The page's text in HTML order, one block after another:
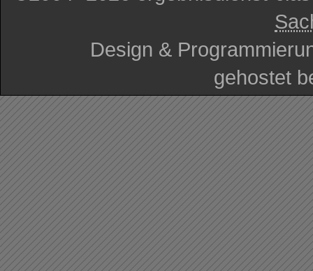
Design &
gehostet